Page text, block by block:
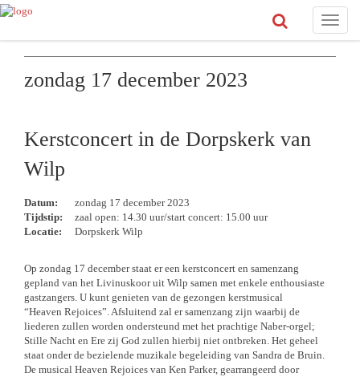
Toggle
zondag 17 december 2023
Kerstconcert in de Dorpskerk van
Wilp
Datum:
zondag 17 december 2023
Tijdstip:
zaal open: 14.30 uur/start concert: 15.00 uur
Locatie:
Dorpskerk Wilp
Op zondag 17 december staat er een kerstconcert en samenzang
gepland van het Livinuskoor uit Wilp samen met enkele enthousiaste
gastzangers. U kunt genieten van de gezongen kerstmusical
“Heaven Rejoices”. Afsluitend zal er samenzang zijn waarbij de
liederen zullen worden ondersteund met het prachtige Naber-orgel;
Stille Nacht en Ere zij God zullen hierbij niet ontbreken. Het geheel
staat onder de bezielende muzikale begeleiding van Sandra de Bruin.
De musical Heaven Rejoices van Ken Parker, gearrangeerd door